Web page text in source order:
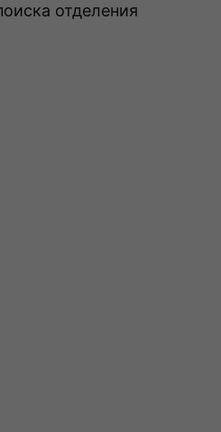
отделения